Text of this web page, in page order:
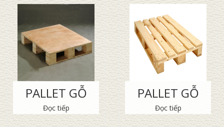
PALLET GỖ
Đọc tiếp
PALLET GỖ
Đọc tiếp